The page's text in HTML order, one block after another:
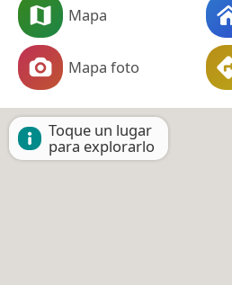
Mapa
Mapa foto
Toque un lugar
para explorarlo